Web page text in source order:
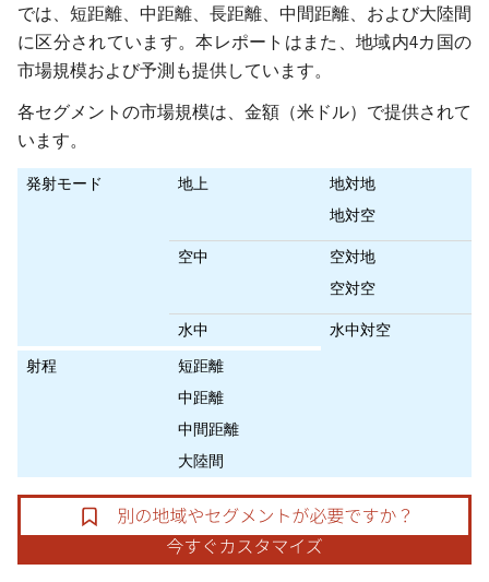
では、短距離、中距離、長距離、中間距離、および大陸間
に区分されています。本レポートはまた、地域内4カ国の
市場規模および予測も提供しています。
各セグメントの市場規模は、金額（米ドル）で提供されて
います。
発射モード 地上
地対地
地対空
空中
空対地
空対空
水中
水中対空
射程
短距離
中距離
中間距離
大陸間